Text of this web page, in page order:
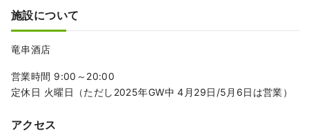
施設について
竜串酒店
営業時間 9:00～20:00
定休日 火曜日（ただし2025年GW中 4月29日/5月6日は営業）
アクセス